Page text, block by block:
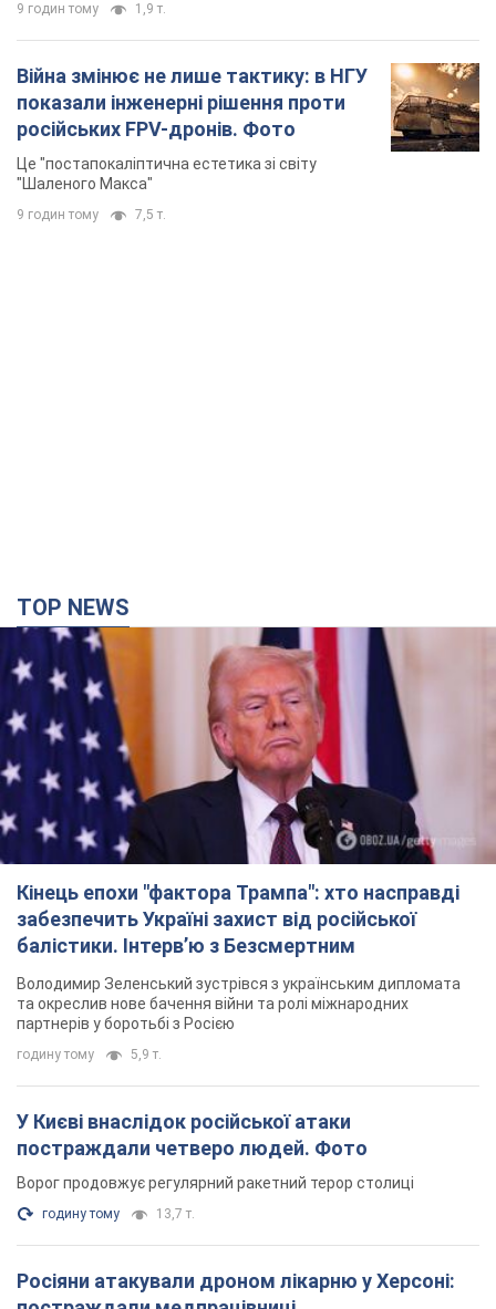
9 годин тому 1,9 т.
Війна змінює не лише тактику: в НГУ
показали інженерні рішення проти
російських FPV-дронів. Фото
Це "постапокаліптична естетика зі світу
"Шаленого Макса"
9 годин тому 7,5 т.
TOP NEWS
Кінець епохи "фактора Трампа": хто насправді
забезпечить Україні захист від російської
балістики. Інтерв’ю з Безсмертним
Володимир Зеленський зустрівся з українським дипломата
та окреслив нове бачення війни та ролі міжнародних
партнерів у боротьбі з Росією
годину тому 5,9 т.
У Києві внаслідок російської атаки
постраждали четверо людей. Фото
Ворог продовжує регулярний ракетний терор столиці
годину тому 13,7 т.
Росіяни атакували дроном лікарню у Херсоні: